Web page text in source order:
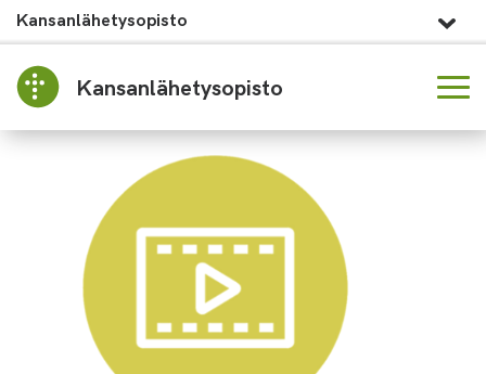
Kansanlähetysopisto
Kansanlähetysopisto